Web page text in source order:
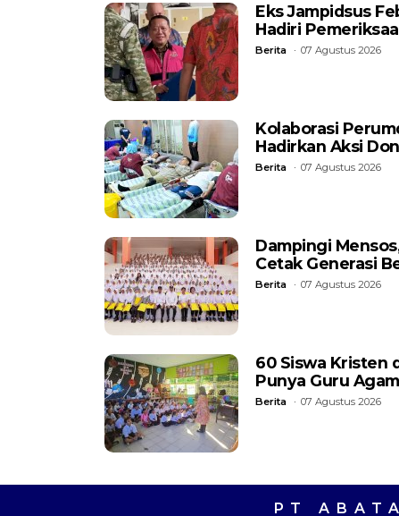
Eks Jampidsus
Hadiri
Berita 07 Agustus 2026
Kolaborasi
Hadirkan Aksi
Berita 07 Agustus 2026
Dampingi
Cetak Generasi
Berita 07 Agustus 2026
60 Siswa Kristen
Punya Guru
Berita 07 Agustus 2026
PT